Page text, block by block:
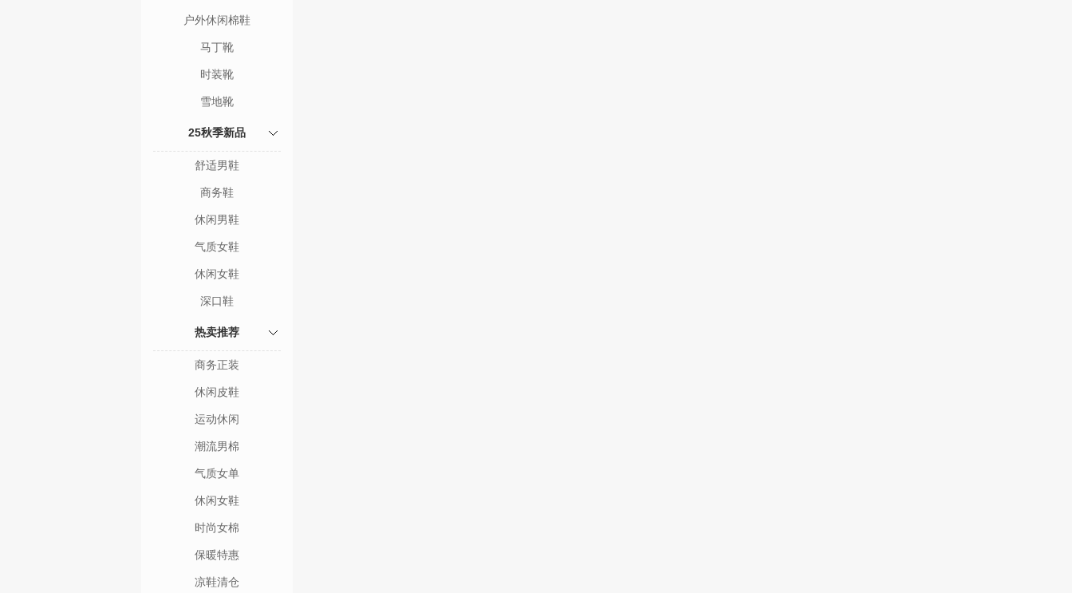
户外休闲棉鞋
马丁靴
时装靴
雪地靴
25秋季新品
舒适男鞋
商务鞋
休闲男鞋
气质女鞋
休闲女鞋
深口鞋
热卖推荐
商务正装
休闲皮鞋
运动休闲
潮流男棉
气质女单
休闲女鞋
时尚女棉
保暖特惠
凉鞋清仓